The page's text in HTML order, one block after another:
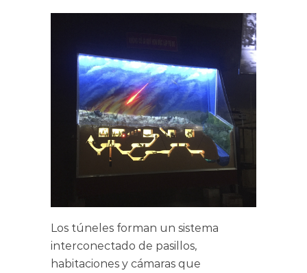
Los túneles forman un sistema
interconectado de pasillos,
habitaciones y cámaras que